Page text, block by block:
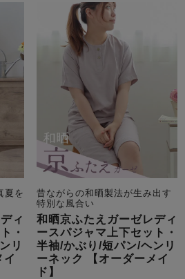
秋 冬
ルズパジャマ
ット/ストレッチ 起毛/フランネル
別におすすめパジ
ャマ
ルームウェア
カタログギフト
新着商品
胸がすけない
羽織・バスロ
半袖
安心の日本製
夏を
ィ
・
リ
イ
昔ながらの和晒製法が生み出す
特別な風合い
和晒京ふたえガーゼレディ
ースパジャマ上下セット・
半袖/かぶり/短パン/ヘンリ
ーネック 【オーダーメイ
ド】